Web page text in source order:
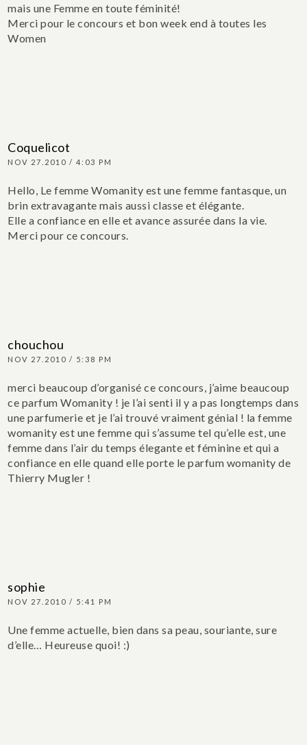
mais une Femme en toute féminité!
Merci pour le concours et bon week end à toutes les
Women
Coquelicot
NOV 27.2010 / 4:03 PM
Hello, Le femme Womanity est une femme fantasque, un
brin extravagante mais aussi classe et élégante.
Elle a confiance en elle et avance assurée dans la vie.
Merci pour ce concours.
chouchou
NOV 27.2010 / 5:38 PM
merci beaucoup d’organisé ce concours, j’aime beaucoup
ce parfum Womanity ! je l’ai senti il y a pas longtemps dans
une parfumerie et je l’ai trouvé vraiment génial ! la femme
womanity est une femme qui s’assume tel qu’elle est, une
femme dans l’air du temps élegante et féminine et qui a
confiance en elle quand elle porte le parfum womanity de
Thierry Mugler !
sophie
NOV 27.2010 / 5:41 PM
Une femme actuelle, bien dans sa peau, souriante, sure
d’elle… Heureuse quoi! :)